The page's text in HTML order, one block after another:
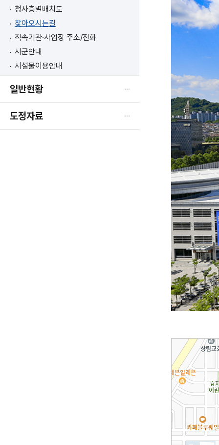
청사층별배치도
찾아오시는길
직속기관·사업장 주소/전화
시군안내
시설물이용안내
일반현황
도정자료